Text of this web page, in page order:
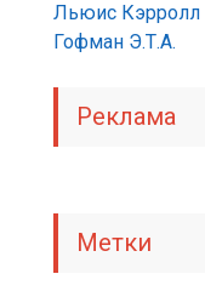
Льюис Кэрролл
Гофман Э.Т.А.
Реклама
Метки